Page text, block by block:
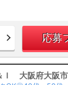
応募
Ｉ 大阪府大阪